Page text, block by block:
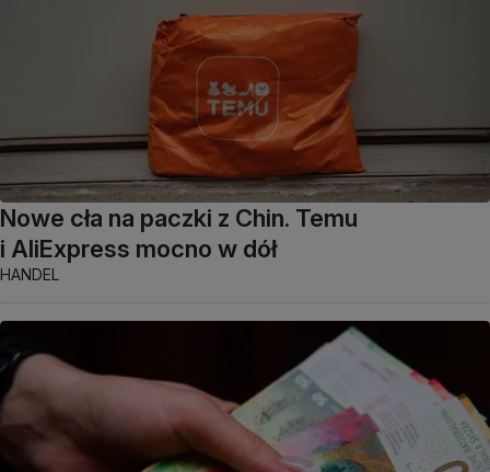
Nowe cła na paczki z Chin. Temu
i AliExpress mocno w dół
HANDEL